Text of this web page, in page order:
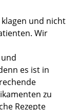
und nicht
Wir
es ist in
zu
Rezepte